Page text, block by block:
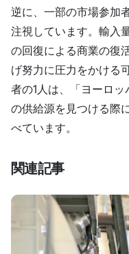
逆に、一部の市場参加
注視しています。輸入
の回復による商業の復
げ努力に圧力をかける
者の1人は、「ヨーロ
の供給源を見つける際
べています。
関連記事